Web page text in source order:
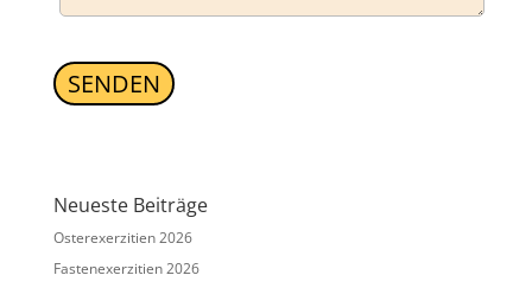
SENDEN
e
r
n
Neueste Beiträge
Osterexerzitien 2026
Fastenexerzitien 2026